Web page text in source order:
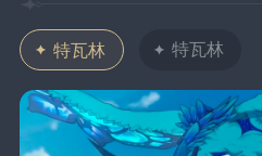
特瓦林 特瓦林